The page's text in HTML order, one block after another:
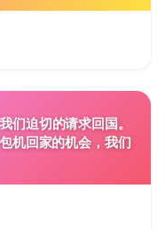
们迫切的请求回国。
机回家的机会，我们